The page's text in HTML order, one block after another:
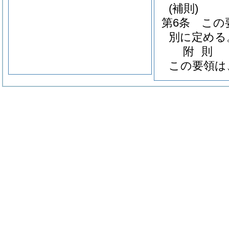
(補則)
第6条
この
別に定める
附 則
この要領